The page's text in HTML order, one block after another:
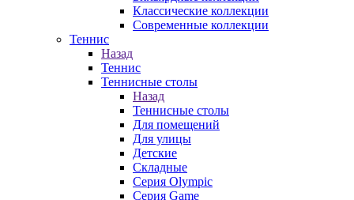
Классические коллекции
Современные коллекции
Теннис
Назад
Теннис
Теннисные столы
Назад
Теннисные столы
Для помещений
Для улицы
Детские
Складные
Серия Olympic
Серия Game